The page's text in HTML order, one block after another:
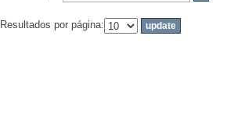
Resultados por página: